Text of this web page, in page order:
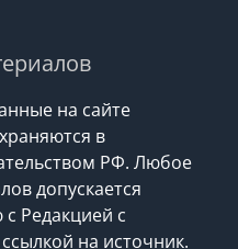
на сайте
в
РФ. Любое
допускается
Редакцией с
на источник.